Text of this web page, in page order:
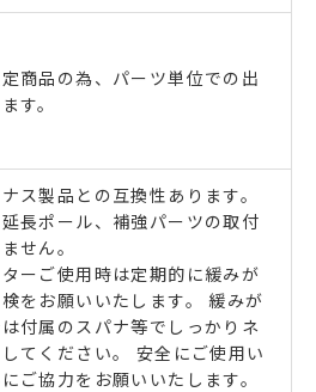
商品の為、パーツ単位での出
す。
ス製品との互換性あります。
長ポール、補強パーツの取付
せん。
ーご使用時は定期的に緩みが
をお願いいたします。 緩みが
付属のスパナ等でしっかりネ
てください。 安全にご使用い
ご協力をお願いいたします。